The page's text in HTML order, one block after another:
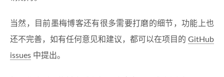
当然，目前墨梅博客还有很多需要打磨的细节，功能上也
还不完善，如有任何意见和建议，都可以在项目的 GitHub
issues 中提出。